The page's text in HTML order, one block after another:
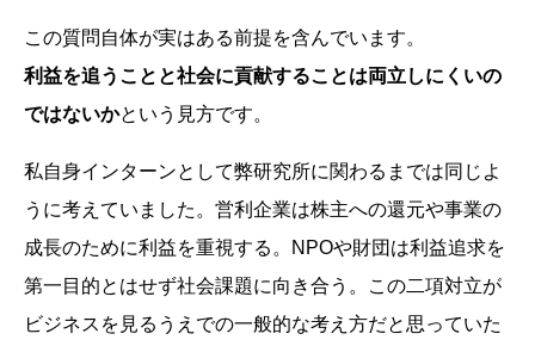
この質問自体が実はある前提を含んでいます。
利益を追うことと社会に貢献することは両立しにくいの
ではないかという見方です。
私自身インターンとして弊研究所に関わるまでは同じよ
うに考えていました。営利企業は株主への還元や事業の
成長のために利益を重視する。NPOや財団は利益追求を
第一目的とはせず社会課題に向き合う。この二項対立が
ビジネスを見るうえでの一般的な考え方だと思っていた